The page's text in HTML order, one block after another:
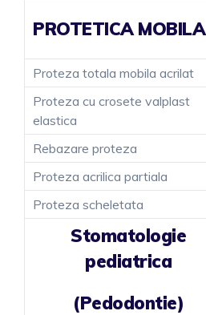
PROTETICA MOBILA
Proteza totala mobila acrilat
Proteza cu crosete valplast
elastica
Rebazare proteza
Proteza acrilica partiala
Proteza scheletata
Stomatologie
pediatrica
(Pedodontie)